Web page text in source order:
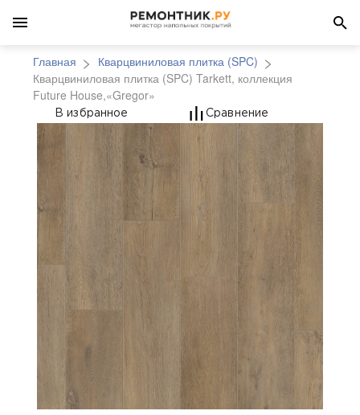
Главная
Кварцвиниловая плитка (SPC)
Кварцвиниловая плитка (SPC) Tarkett, коллекция
Future House,«Gregor»
Кварцвиниловая
В избранное Сравнение